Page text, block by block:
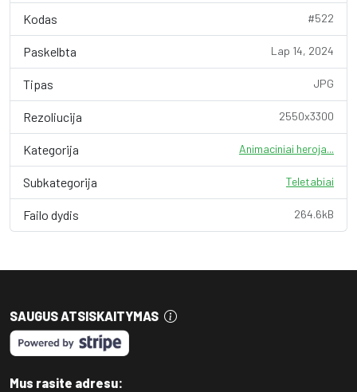
Kodas #522
Paskelbta Lap 14, 2024
Tipas JPG
Rezoliucija 2550x3300
Kategorija Animaciniai heroja...
Subkategorija Teletabiai
Failo dydis 264.6kB
SAUGUS ATSISKAITYMAS
Mus rasite adresu: